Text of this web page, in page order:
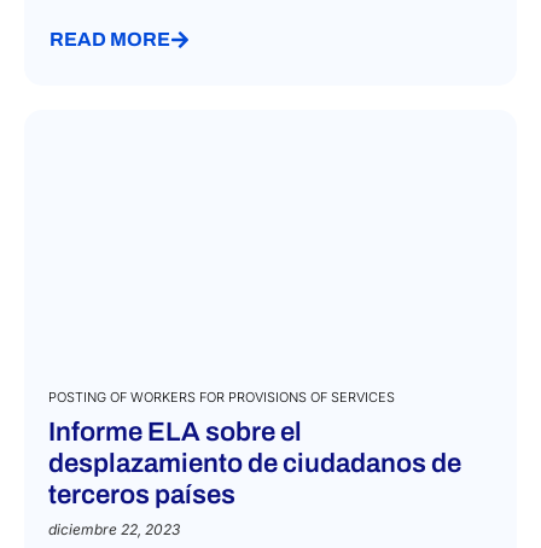
READ MORE
POSTING OF WORKERS FOR PROVISIONS OF SERVICES
Informe ELA sobre el
desplazamiento de ciudadanos de
terceros países
diciembre 22, 2023